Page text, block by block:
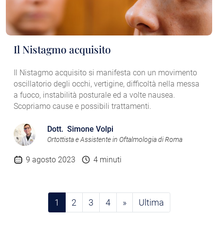
Il Nistagmo acquisito
Il Nistagmo acquisito si manifesta con un movimento
oscillatorio degli occhi, vertigine, difficoltà nella messa
a fuoco, instabilità posturale ed a volte nausea.
Scopriamo cause e possibili trattamenti.
Dott. Simone Volpi
Ortottista e Assistente in Oftalmologia di Roma
9 agosto 2023 4 minuti
1 (current)
2 3 4 » Ultima